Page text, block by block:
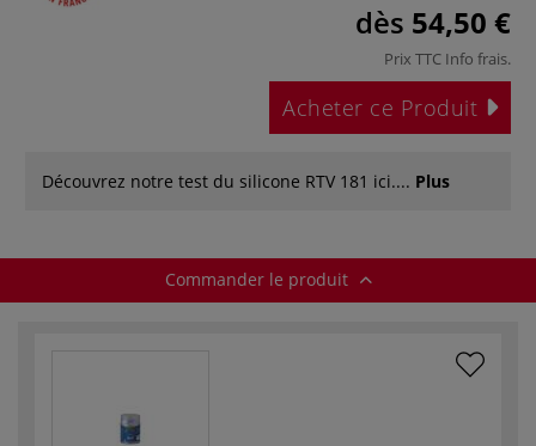
dès 54,50 €
Prix TTC Info frais.
Acheter ce Produit
Découvrez notre test du silicone RTV 181 ici.... Plus
Commander le produit